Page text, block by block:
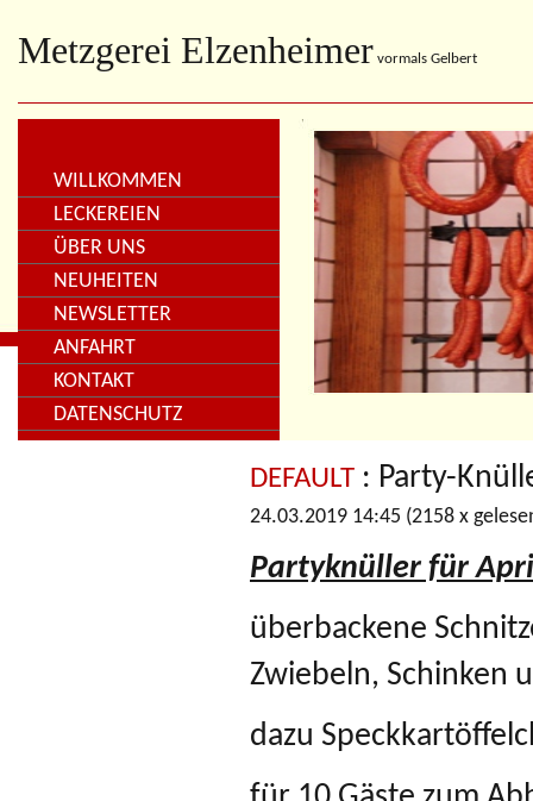
Metzgerei Elzenheimer vormals Gelbert
WILLKOMMEN
LECKEREIEN
ÜBER UNS
NEUHEITEN
NEWSLETTER
ANFAHRT
KONTAKT
DATENSCHUTZ
DEFAULT : Party-
24.03.2019 14:45 (2158 x
Partyknüller für
überbackene
Zwiebeln, Schinken
dazu